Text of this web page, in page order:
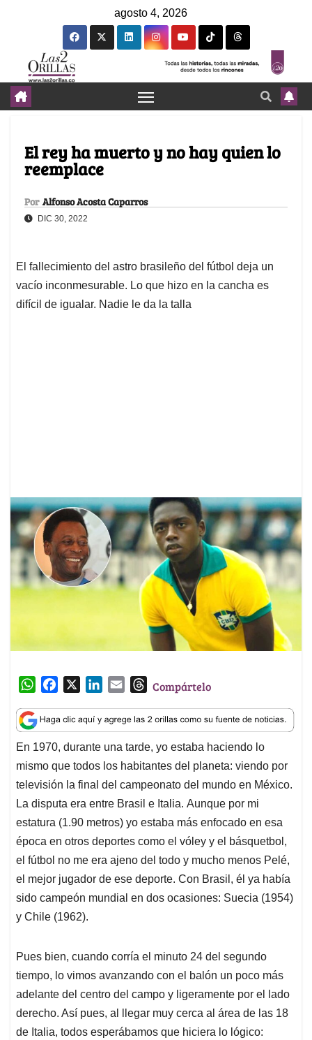
agosto 4, 2026
El rey ha muerto y no hay quien lo
reemplace
Por Alfonso Acosta Caparros
DIC 30, 2022
El fallecimiento del astro brasileño del fútbol deja un
vacío inconmesurable. Lo que hizo en la cancha es
difícil de igualar. Nadie le da la talla
W
a
t
s
A
p
p
c
e
b
o
o
k
n
k
e
d
I
n
a
i
l
T
r
e
a
d
s
Compártelo
En 1970, durante una tarde, yo estaba haciendo lo
mismo que todos los habitantes del planeta: viendo por
televisión la final del campeonato del mundo en México.
La disputa era entre Brasil e Italia. Aunque por mi
estatura (1.90 metros) yo estaba más enfocado en esa
época en otros deportes como el vóley y el básquetbol,
el fútbol no me era ajeno del todo y mucho menos Pelé,
el mejor jugador de ese deporte. Con Brasil, él ya había
sido campeón mundial en dos ocasiones: Suecia (1954)
y Chile (1962).
Pues bien, cuando corría el minuto 24 del segundo
tiempo, lo vimos avanzando con el balón un poco más
adelante del centro del campo y ligeramente por el lado
derecho. Así pues, al llegar muy cerca al área de las 18
de Italia, todos esperábamos que hiciera lo lógico: